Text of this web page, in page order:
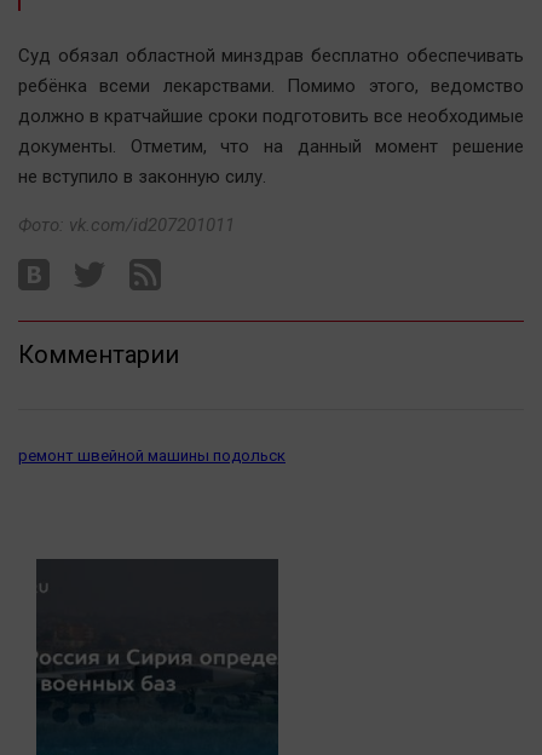
English version
Online-консультация
Блогеркуль
Быстрый медиазавод
Вкусное
ЖКХ
Конкурс
Наука
Суд обязал областной минздрав бесплатно обеспечивать
ребёнка всеми лекарствами. Помимо этого, ведомство
должно в кратчайшие сроки подготовить все необходимые
документы. Отметим, что на данный момент решение
не вступило в законную силу.
Фото: vk.com/id207201011
Комментарии
ремонт швейной машины подольск